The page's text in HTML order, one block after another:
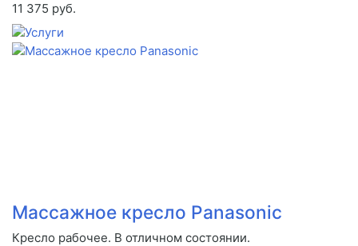
11 375 руб.
Массажное кресло Panasonic
Кресло рабочее. В отличном состоянии.